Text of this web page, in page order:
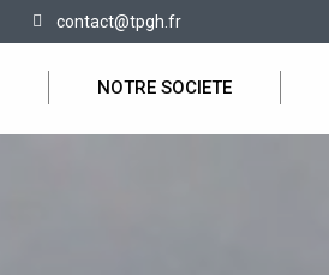
contact@tpgh.fr
NOTRE SOCIETE